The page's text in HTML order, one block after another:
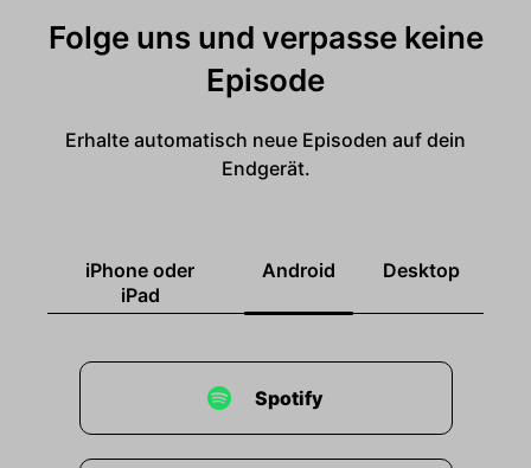
Folge uns und verpasse keine
Episode
Erhalte automatisch neue Episoden auf dein
Endgerät.
iPhone oder
iPad
Android Desktop
Spotify